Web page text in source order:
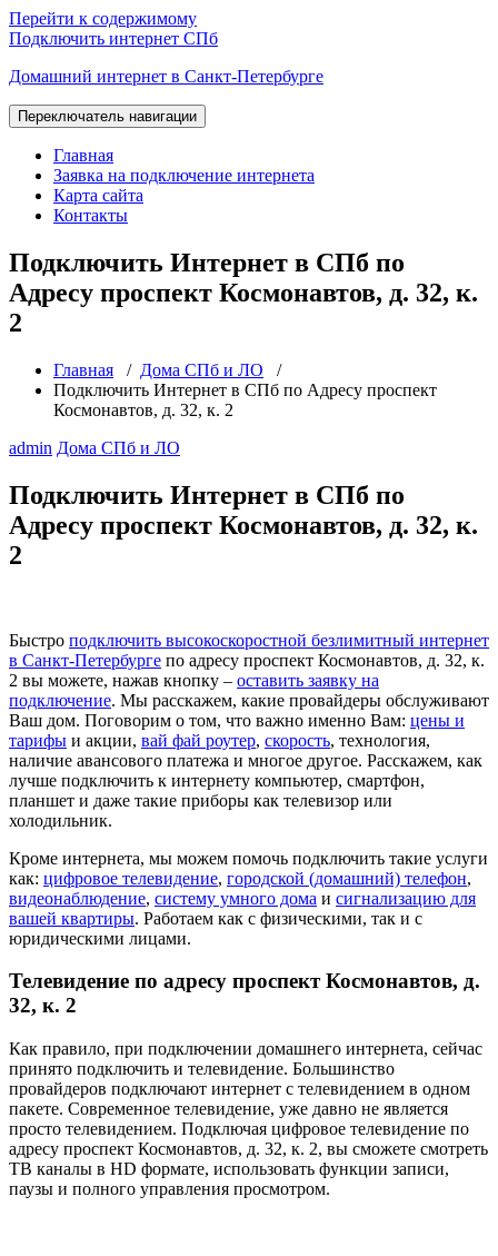
Перейти к содержимому
Подключить интернет СПб
Домашний интернет в Санкт-Петербурге
Переключатель навигации
Главная
Заявка на подключение интернета
Карта сайта
Контакты
Подключить Интернет в СПб по
Адресу проспект Космонавтов, д. 32, к.
2
Главная / Дома СПб и ЛО /
Подключить Интернет в СПб по Адресу проспект
Космонавтов, д. 32, к. 2
admin Дома СПб и ЛО
Подключить Интернет в СПб по
Адресу проспект Космонавтов, д. 32, к.
2
Быстро подключить высокоскоростной безлимитный интернет
в Санкт-Петербурге по адресу проспект Космонавтов, д. 32, к.
2 вы можете, нажав кнопку – оставить заявку на
подключение. Мы расскажем, какие провайдеры обслуживают
Ваш дом. Поговорим о том, что важно именно Вам: цены и
тарифы и акции, вай фай роутер, скорость, технология,
наличие авансового платежа и многое другое. Расскажем, как
лучше подключить к интернету компьютер, смартфон,
планшет и даже такие приборы как телевизор или
холодильник.
Кроме интернета, мы можем помочь подключить такие услуги
как: цифровое телевидение, городской (домашний) телефон,
видеонаблюдение, систему умного дома и сигнализацию для
вашей квартиры. Работаем как с физическими, так и с
юридическими лицами.
Телевидение по адресу проспект Космонавтов, д.
32, к. 2
Как правило, при подключении домашнего интернета, сейчас
принято подключить и телевидение. Большинство
провайдеров подключают интернет с телевидением в одном
пакете. Современное телевидение, уже давно не является
просто телевидением. Подключая цифровое телевидение по
адресу проспект Космонавтов, д. 32, к. 2, вы сможете смотреть
ТВ каналы в HD формате, использовать функции записи,
паузы и полного управления просмотром.